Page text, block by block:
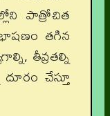
పాత్రోచిత
తగిన
తీవ్రతల్ని
చేస్తూ